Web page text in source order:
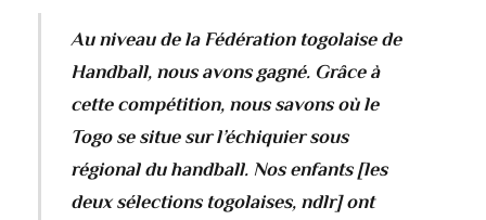
Au niveau de la Fédération togolaise de
Handball, nous avons gagné. Grâce à
cette compétition, nous savons où le
Togo se situe sur l’échiquier sous
régional du handball. Nos enfants [les
deux sélections togolaises, ndlr] ont